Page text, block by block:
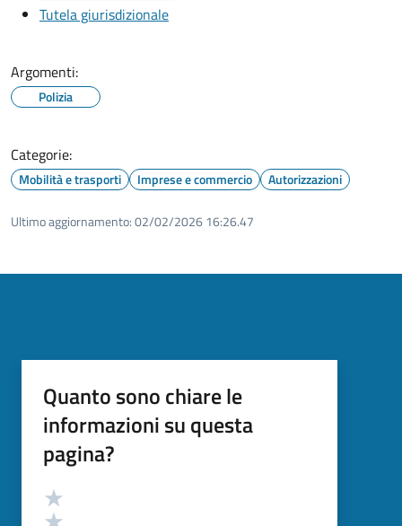
Tutela giurisdizionale
Argomenti:
Polizia
Categorie:
Mobilità e trasporti Imprese e commercio Autorizzazioni
Ultimo aggiornamento:02/02/2026 16:26.47
Quanto sono chiare le
informazioni su questa
pagina?
Valutazione